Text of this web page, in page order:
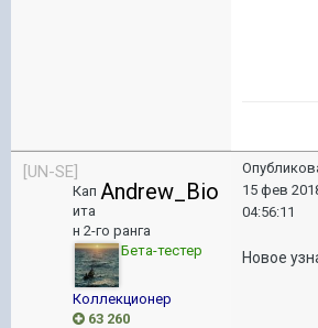
[UN-SE]
Andrew_Bio
Кап
ита
н 2-го ранга
Бета-тестер
Коллекционер
63 260
15 фев
04:56:11
Новое